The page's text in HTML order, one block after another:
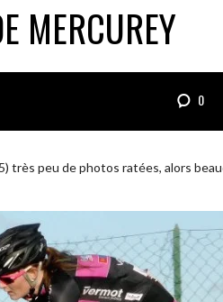
MERCUREY
0
très peu de photos ratées, alors